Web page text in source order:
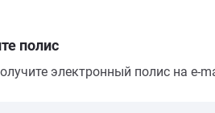
полис
электронный полис на e-